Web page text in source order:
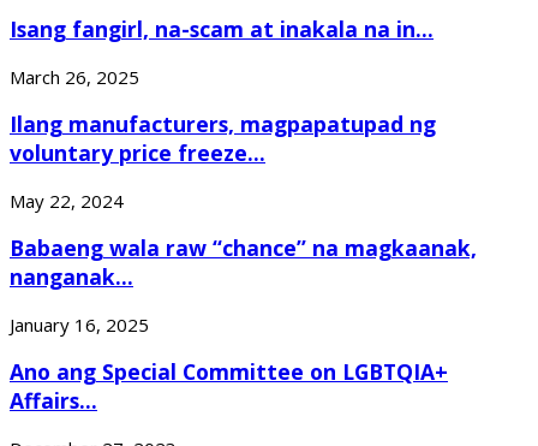
Isang fangirl, na-scam at inakala na in...
March 26, 2025
Ilang manufacturers, magpapatupad ng
voluntary price freeze...
May 22, 2024
Babaeng wala raw “chance” na magkaanak,
nanganak...
January 16, 2025
Ano ang Special Committee on LGBTQIA+
Affairs...